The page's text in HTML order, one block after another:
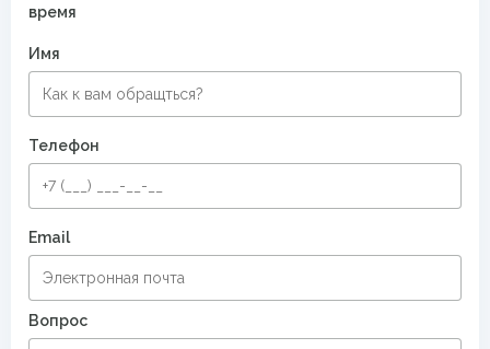
время
Имя
Телефон
Email
Вопрос